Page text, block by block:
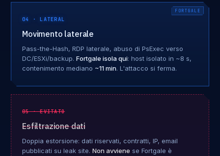
04 · LATERAL
Movimento laterale
Pass-the-Hash, RDP laterale, abuso di PsExec verso
DC/ESXi/backup. Fortgale isola qui: host isolato in ~8 s,
contenimento mediano ~11 min. L'attacco si ferma.
05 · EVITATO
Esfiltrazione dati
Doppia estorsione: dati riservati, contratti, IP, email
pubblicati su leak site. Non avviene se Fortgale è